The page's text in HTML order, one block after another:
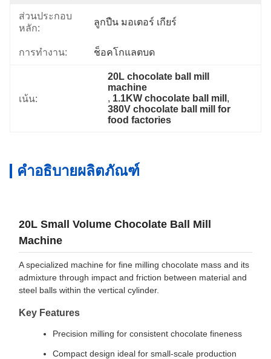
ส่วนประกอบ
หลัก:
ลูกปืน มอเตอร์ เกียร์
การทำงาน: ช็อคโกแลตบด
เน้น:
20L chocolate ball mill
machine
, 1.1KW chocolate ball mill ,
380V chocolate ball mill for
food factories
คำอธิบายผลิตภัณฑ์
20L Small Volume Chocolate Ball Mill
Machine
A specialized machine for fine milling chocolate mass and its
admixture through impact and friction between material and
steel balls within the vertical cylinder.
Key Features
Precision milling for consistent chocolate fineness
Compact design ideal for small-scale production